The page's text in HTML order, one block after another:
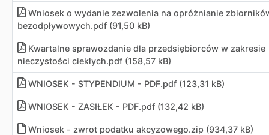
Wniosek o wydanie zezwolenia na opróżnianie
bezodpływowych.pdf (91,50 kB)
Kwartalne sprawozdanie dla przedsiębiorców w zakresie
nieczystości ciekłych.pdf (158,57 kB)
WNIOSEK - STYPENDIUM - PDF.pdf (123,31 kB)
WNIOSEK - ZASIŁEK - PDF.pdf (132,42 kB)
Wniosek - zwrot podatku akcyzowego.zip (934,37 kB)